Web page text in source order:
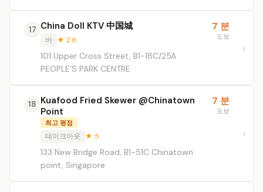
17 China Doll KTV 中国城
바 ★ 2.8
101 Upper Cross Street, B1-18C/25A
PEOPLE'S PARK CENTRE
7 분
도보
18 Kuafood Fried Skewer @Chinatown
Point
최고 평점
테이크아웃 ★ 5
133 New Bridge Road, B1-51C Chinatown
point, Singapore
7 분
도보